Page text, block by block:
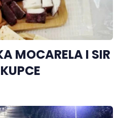
MOCARELA I SIR